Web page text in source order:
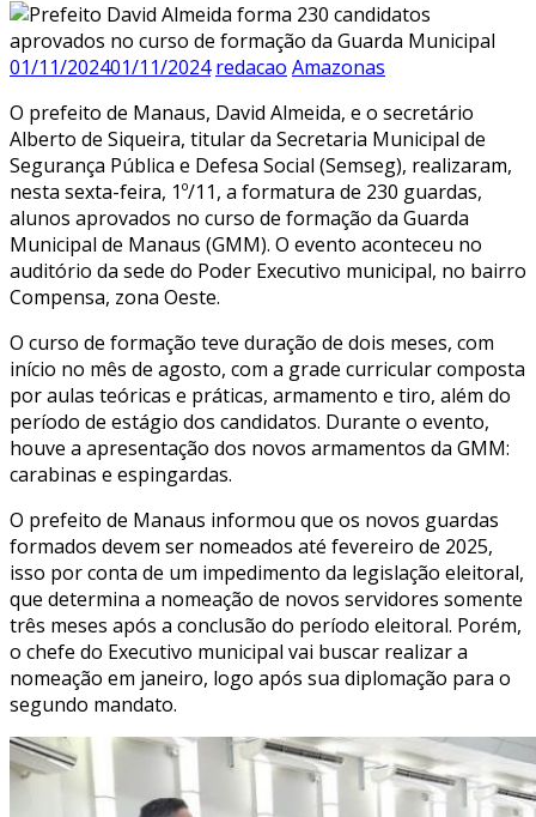
01/11/202401/11/2024 redacao Amazonas
O prefeito de Manaus, David Almeida, e o secretário
Alberto de Siqueira, titular da Secretaria Municipal de
Segurança Pública e Defesa Social (Semseg), realizaram,
nesta sexta-feira, 1º/11, a formatura de 230 guardas,
alunos aprovados no curso de formação da Guarda
Municipal de Manaus (GMM). O evento aconteceu no
auditório da sede do Poder Executivo municipal, no bairro
Compensa, zona Oeste.
O curso de formação teve duração de dois meses, com
início no mês de agosto, com a grade curricular composta
por aulas teóricas e práticas, armamento e tiro, além do
período de estágio dos candidatos. Durante o evento,
houve a apresentação dos novos armamentos da GMM:
carabinas e espingardas.
O prefeito de Manaus informou que os novos guardas
formados devem ser nomeados até fevereiro de 2025,
isso por conta de um impedimento da legislação eleitoral,
que determina a nomeação de novos servidores somente
três meses após a conclusão do período eleitoral. Porém,
o chefe do Executivo municipal vai buscar realizar a
nomeação em janeiro, logo após sua diplomação para o
segundo mandato.